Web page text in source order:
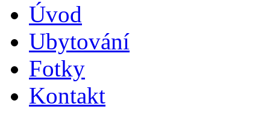
Úvod
Ubytování
Fotky
Kontakt